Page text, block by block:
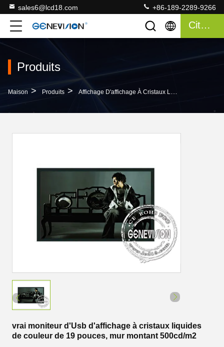
sales6@lcd18.com +86-189-2289-9266
Citation
Produits
Maison > Produits > Affichage D'affichage À Cristaux Liquides De Bâti De Mur
vrai moniteur d'Usb d'affichage à cristaux liquides
de couleur de 19 pouces, mur montant 500cd/m2